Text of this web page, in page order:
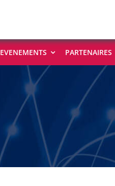
EVENEMENTS PARTENAIRES